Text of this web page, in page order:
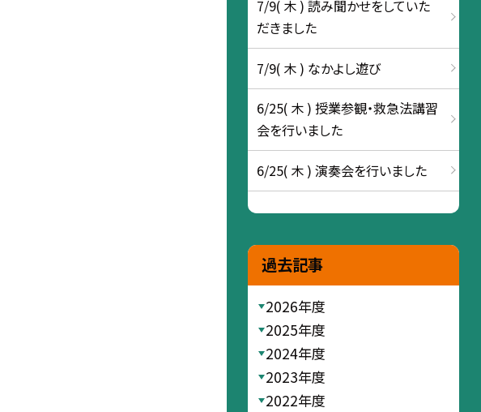
7/9( 木 ) 読み聞かせをしていた
だきました
7/9( 木 ) なかよし遊び
6/25( 木 ) 授業参観・救急法講習
会を行いました
6/25( 木 ) 演奏会を行いました
過去記事
2026年度
2025年度
2024年度
2023年度
2022年度